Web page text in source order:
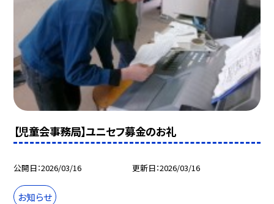
【児童会事務局】ユニセフ募金のお礼
公開日 2026/03/16 更新日 2026/03/16
お知らせ